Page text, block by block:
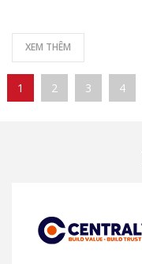
XEM THÊM
Pages
1 2 3 4